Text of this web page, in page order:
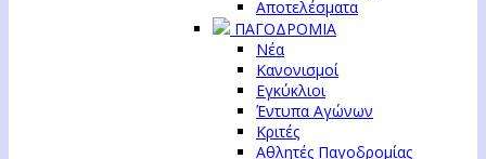
Αποτελέσματα
ΠΑΓΟΔΡΟΜΙΑ
Νέα
Κανονισμοί
Εγκύκλιοι
Έντυπα Αγώνων
Κριτές
Αθλητές Παγοδρομίας